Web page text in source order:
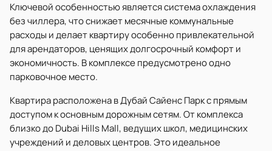
Ключевой особенностью является система охлаждения
без чиллера, что снижает месячные коммунальные
расходы и делает квартиру особенно привлекательной
для арендаторов, ценящих долгосрочный комфорт и
экономичность. В комплексе предусмотрено одно
парковочное место.
Квартира расположена в Дубай Сайенс Парк с прямым
доступом к основным дорожным сетям. От комплекса
близко до Dubai Hills Mall, ведущих школ, медицинских
учреждений и деловых центров. Это идеальное